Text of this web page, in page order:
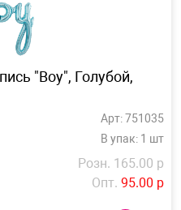
"Boy", Голубой,
Арт: 751035
В упак: 1 шт
Розн. 165.00 р
Опт. 95.00 р